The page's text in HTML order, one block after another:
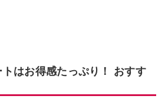
はお得感たっぷり！ おすす